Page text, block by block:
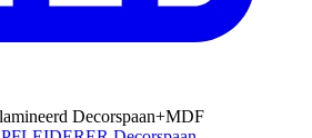
Decorspaan+MDF